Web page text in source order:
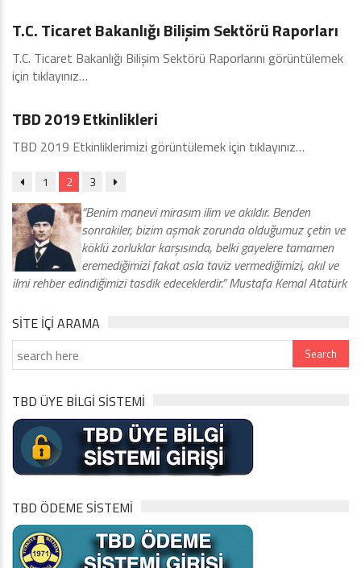
T.C. Ticaret Bakanlığı Bilişim Sektörü Raporları
T.C. Ticaret Bakanlığı Bilişim Sektörü Raporlarını görüntülemek
için tıklayınız…
2019
TBD 2019 Etkinlikleri
TBD 2019 Etkinliklerimizi görüntülemek için tıklayınız…
1 2 3
“Benim manevi mirasım ilim ve akıldır. Benden
sonrakiler, bizim aşmak zorunda olduğumuz çetin ve
köklü zorluklar karşısında, belki gayelere tamamen
eremediğimizi fakat asla taviz vermediğimizi, akıl ve
ilmi rehber edindiğimizi tasdik edeceklerdir.” Mustafa Kemal Atatürk
SITE IÇI ARAMA
TBD ÜYE BİLGİ SİSTEMİ
TBD ÖDEME SİSTEMİ